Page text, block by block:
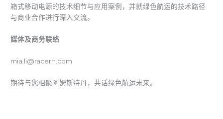
箱式移动电源的技术细节与应用案例，并就绿色航运的技术路径
与商业合作进行深入交流。
媒体及商务联络
mia.li@racern.com
期待与您相聚阿姆斯特丹，共话绿色航运未来。